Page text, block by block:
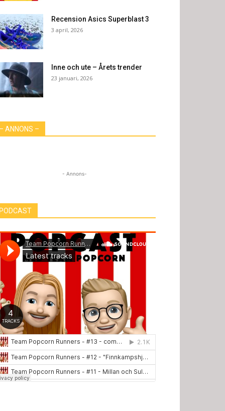
Recension Asics Superblast 3
3 april, 2026
Inne och ute – Årets trender
23 januari, 2026
– ANNONS –
- Annons-
PODCAST